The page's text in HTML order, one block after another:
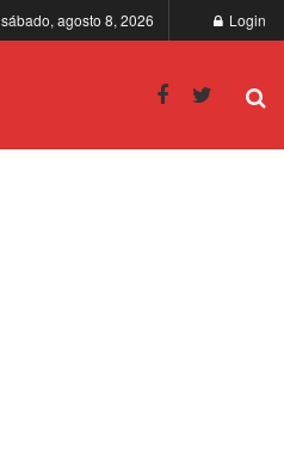
sábado, agosto 8, 2026 Login